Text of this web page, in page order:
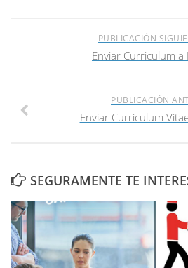
PUBLICACIÓN
Enviar Curriculum a
PUBLICACIÓN
Enviar Curriculum
SEGURAMENTE TE